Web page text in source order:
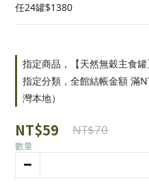
任24罐$1380
指定商品，【天然無穀主食
指定分類，全館結帳金額 滿
灣本地）
NT$59 NT$70
數量